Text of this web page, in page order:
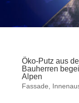
Öko-Putz aus
Bauherren
Alpen
Fassade,